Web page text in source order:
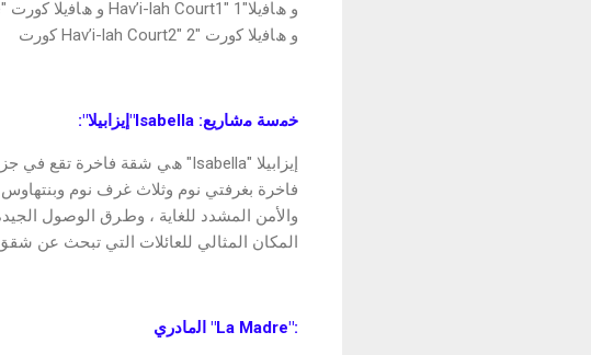
و ھﺎﻓﯾﻼ ﻛورت "Hav’i-lah Court2" 2 ﻛورت
ﺧﻣﺳﺔ ﻣﺷﺎرﯾﻊ: Isabella"إﯾﺰاﺑﯿﻼ":
ﻓﺎﺧﺮة ﺑﻐﺮﻓﺘﻲ ﻧﻮم وﺛﻼث ﻏﺮف ﻧﻮم وﺑﻨﺘﮭﺎوس
واﻷﻣﻦ اﻟﻤﺸﺪد ﻟﻠﻐﺎﯾﺔ ، وطﺮق اﻟﻮﺻﻮل
اﻟﻤﻜﺎن اﻟﻤﺜﺎﻟﻲ ﻟﻠﻌﺎﺋﻼت اﻟﺘﻲ ﺗﺒﺤﺚ ﻋﻦ
:"La Madre" اﻟﻣﺎدري